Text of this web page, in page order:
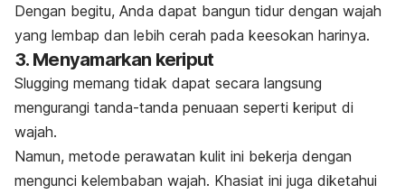
Dengan begitu, Anda dapat bangun tidur dengan wajah
yang lembap dan lebih cerah pada keesokan harinya.
3. Menyamarkan keriput
Slugging memang tidak dapat secara langsung
mengurangi tanda-tanda penuaan seperti keriput di
wajah.
Namun, metode perawatan kulit ini bekerja dengan
mengunci kelembaban wajah. Khasiat ini juga diketahui